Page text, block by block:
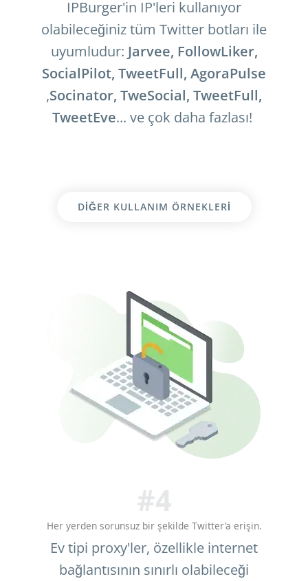
IPBurger'in IP'leri kullanıyor
olabileceğiniz tüm Twitter botları ile
uyumludur: Jarvee, FollowLiker,
SocialPilot, TweetFull, AgoraPulse
,Socinator, TweSocial, TweetFull,
TweetEve... ve çok daha fazlası!
DIĞER KULLANIM ÖRNEKLERI
#4
Her yerden sorunsuz bir şekilde Twitter’a erişin.
Ev tipi proxy'ler, özellikle internet
bağlantısının sınırlı olabileceği